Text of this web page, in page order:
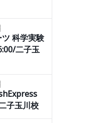
科学実験
二子玉
子玉川校